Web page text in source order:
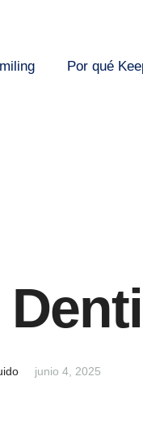
Por qué
junio 4, 2025